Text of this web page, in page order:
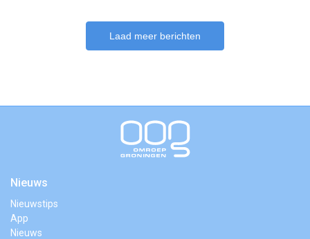
Laad meer berichten
Nieuws
Nieuwstips
App
Nieuws